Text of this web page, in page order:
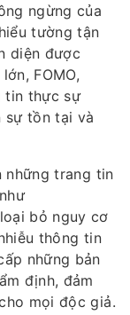
ngừng của
tường tận
diện được
FOMO,
tin thực sự
sự tồn tại và
những trang tin
bỏ nguy cơ
thông tin
những bản
định, đảm
mọi độc giả.